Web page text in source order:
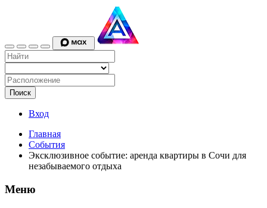
Поиск
Вход
Главная
События
Эксклюзивное событие: аренда квартиры в Сочи для
незабываемого отдыха
Меню